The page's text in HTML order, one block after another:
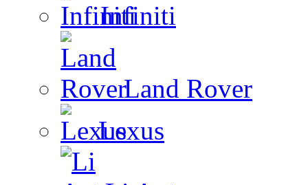
Infiniti
Land Rover
Lexus